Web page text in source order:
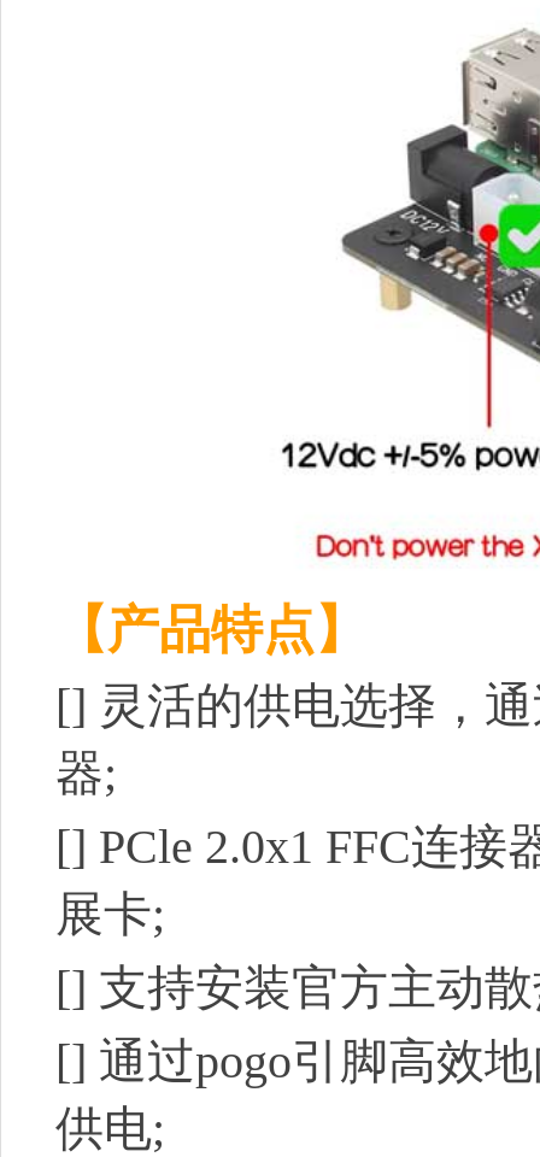
【产品特点】
[] 灵活的供电选择，
器;
[] PCle 2.0x1 FFC连
展卡;
[] 支持安装官方主动
[] 通过pogo引脚高效
供电;